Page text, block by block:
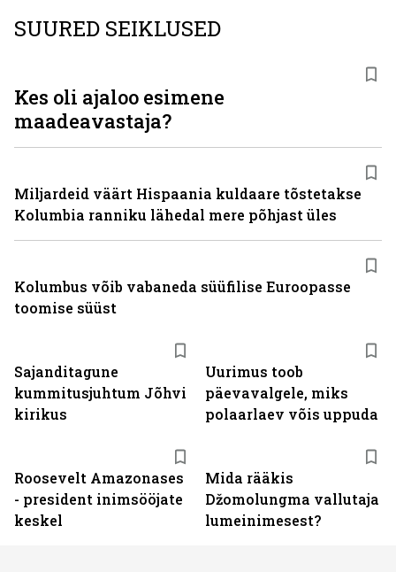
SUURED SEIKLUSED
Sajanditagune
kummitusjuhtum Jõhvi
kirikus
Uurimus toob
päevavalgele, miks
polaarlaev võis uppuda
Roosevelt Amazonases
- president inimsööjate
keskel
Mida rääkis
Džomolungma vallutaja
lumeinimesest?
Kes oli ajaloo esimene
maadeavastaja?
Miljardeid väärt Hispaania kuldaare tõstetakse
Kolumbia ranniku lähedal mere põhjast üles
Kolumbus võib vabaneda süüfilise Euroopasse
toomise süüst